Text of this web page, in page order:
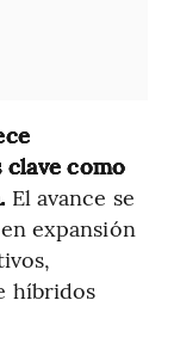
clave como
El avance se
expansión
híbridos